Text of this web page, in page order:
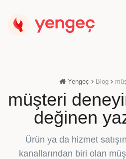
Yengeç Blog
müşteri
değinen
Ürün ya da hizmet
kanallarından biri olan